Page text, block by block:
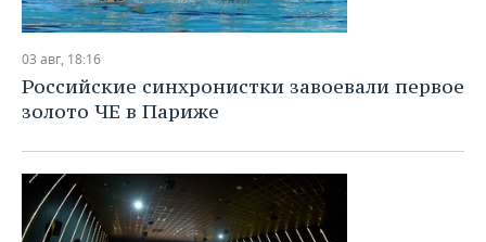
03 авг, 18:16
Российские синхронистки завоевали первое
золото ЧЕ в Париже